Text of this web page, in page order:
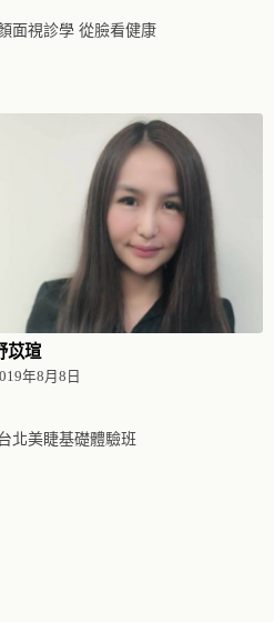
面視診學 從臉看健康
苡瑄
年8月8日
北美睫基礎體驗班